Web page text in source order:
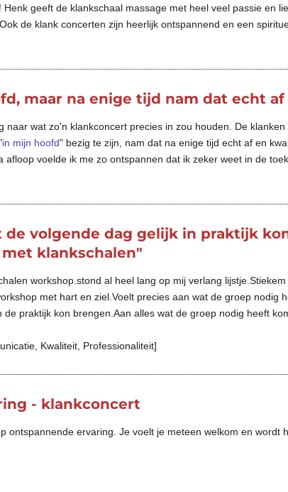
geeft de klankschaal massage met heel veel passie en
de klank concerten zijn heerlijk ontspannend en een
maar na enige tijd nam dat echt
naar wat zo'n klankconcert precies in zou houden. De
in mijn hoofd" bezig te zijn, nam dat na enige tijd echt af en
afloop voelde ik me zo ontspannen dat ik zeker weet in de
de volgende dag gelijk in praktijk
klankschalen"
workshop.stond al heel lang op mij verlang
met hart en ziel.Voelt precies aan wat de groep nodig
praktijk kon brengen.Aan alles wat de groep nodig heeft
, Kwaliteit, Professionaliteit]
- klankconcert
ontspannende ervaring. Je voelt je meteen welkom en wordt